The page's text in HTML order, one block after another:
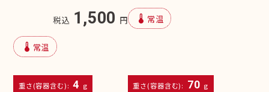
税込 1,500 円
device_thermostat 常温
重さ(容器含む): 4 g
device_thermostat 常温
重さ(容器含む): 70 g